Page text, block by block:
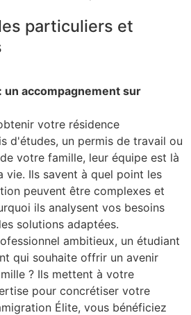
particuliers et
un accompagnement sur
votre résidence
d'études, un permis de travail ou
votre famille, leur équipe est là
vie. Ils savent à quel point les
peuvent être complexes et
ils analysent vos besoins
solutions adaptées.
ambitieux, un étudiant
qui souhaite offrir un avenir
? Ils mettent à votre
pour concrétiser votre
Élite, vous bénéficiez